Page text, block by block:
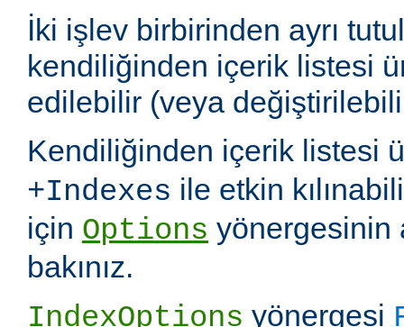
İki işlev birbirinden ayrı
kendiliğinden içerik listesi
edilebilir (veya
Kendiliğinden içerik listesi
+Indexes ile etkin
için Options yönergesinin
bakınız.
IndexOptions yönergesi